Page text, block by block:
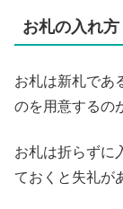
お札の入れ方
お札は新札であ
のを用意するの
お札は折らずに
ておくと失礼が